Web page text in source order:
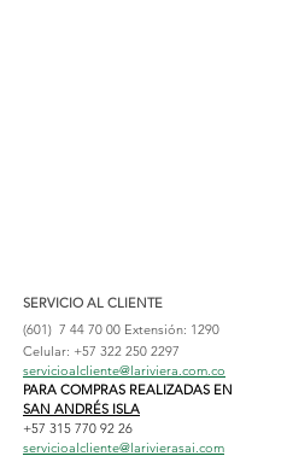
SERVICIO AL CLIENTE
(601) 7 44 70 00 Extensión: 1290
Celular: +57 322 250 2297
servicioalcliente@lariviera.com.co
PARA COMPRAS REALIZADAS EN
SAN ANDRÉS ISLA
+57 315 770 92 26
servicioalcliente@larivierasai.com